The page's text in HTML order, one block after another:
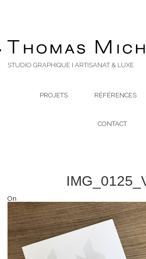
STUDIO GRAPHIQUE I ARTISANAT & LUXE
PROJETS RÉFÉRENCES
CONTACT
On